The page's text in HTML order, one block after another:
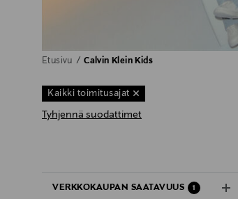
Etusivu Calvin Klein Kids
Kaikki toimitusajat
Tyhjennä suodattimet
VERKKOKAUPAN SAATAVUUS 1